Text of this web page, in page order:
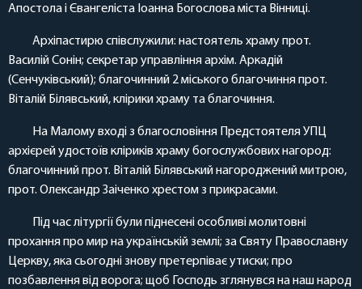
Апостола і Євангеліста Іоанна Богослова міста Вінниці.
Архіпастирю співслужили: настоятель храму прот.
Василій Сонін; секретар управління архім. Аркадій
(Сенчуківський); благочинний 2 міського благочиння прот.
Віталій Білявський, клірики храму та благочиння.
На Малому вході з благословіння Предстоятеля УПЦ
архієрей удостоїв кліриків храму богослужбових нагород:
благочинний прот. Віталій Білявський нагороджений митрою,
прот. Олександр Заіченко хрестом з прикрасами.
Під час літургії були піднесені особливі молитовні
прохання про мир на українській землі; за Святу Православну
Церкву, яка сьогодні знову претерпіває утиски; про
позбавлення від ворога; щоб Господь зглянувся на наш народ